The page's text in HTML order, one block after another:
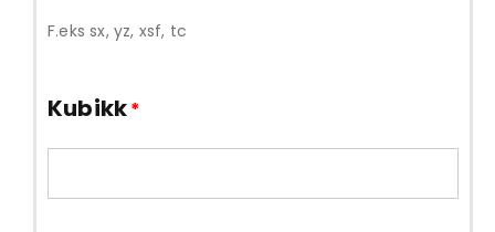
F.eks sx, yz, xsf, tc
Kubikk*